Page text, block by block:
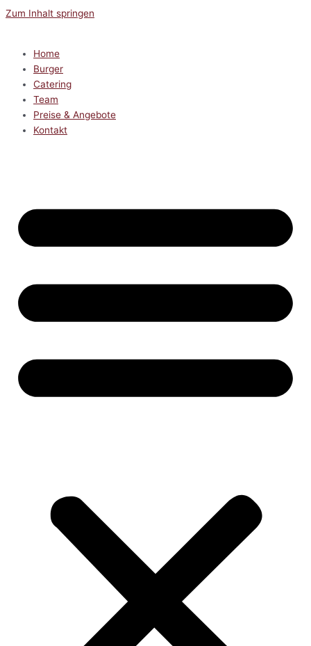
Zum Inhalt springen
Home
Burger
Catering
Team
Preise & Angebote
Kontakt